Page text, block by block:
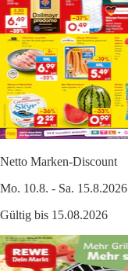
Netto Marken-Discount
Mo. 10.8. - Sa. 15.8.2026
Gültig bis 15.08.2026